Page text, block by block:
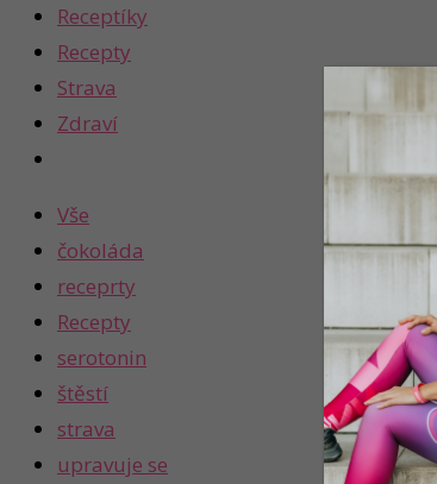
Receptíky
Recepty
Strava
Zdraví
Vše
čokoláda
receprty
Recepty
serotonin
štěstí
strava
upravuje se